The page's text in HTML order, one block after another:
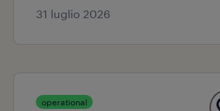
31 luglio 2026
operational